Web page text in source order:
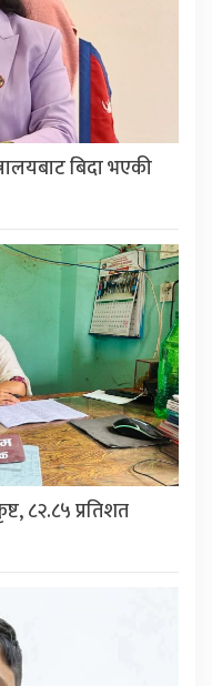
बिदा भएकी
८२.८५ प्रतिशत